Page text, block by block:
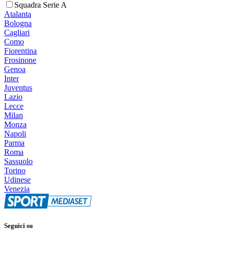
Squadra Serie A
Atalanta
Bologna
Cagliari
Como
Fiorentina
Frosinone
Genoa
Inter
Juventus
Lazio
Lecce
Milan
Monza
Napoli
Parma
Roma
Sassuolo
Torino
Udinese
Venezia
Seguici su